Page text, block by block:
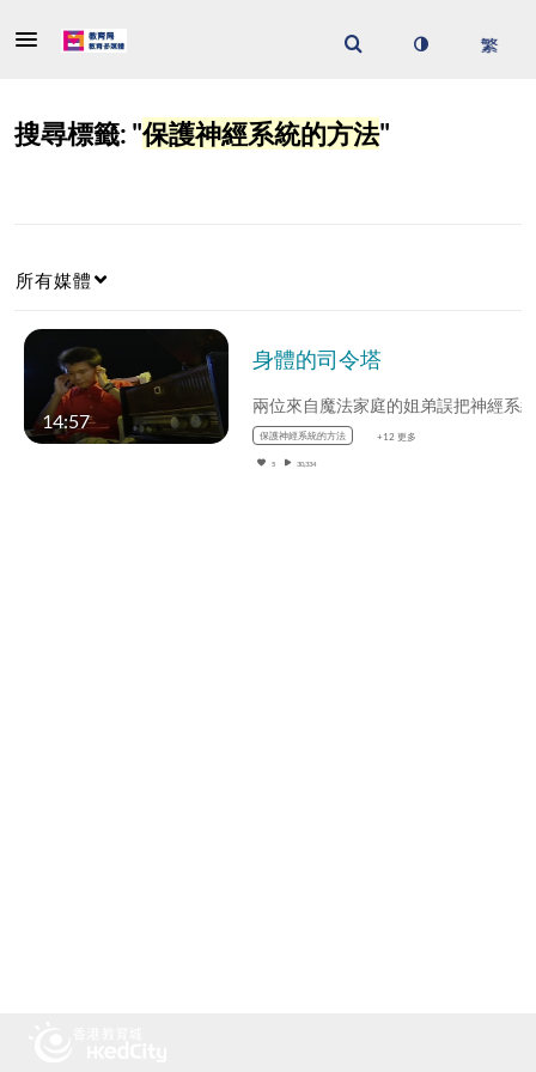
搜尋標籤: "保護神經系統的方法"
所有媒體
14:57
身體的司令塔
保護神經系統的方法 +12 更多
5 30,334